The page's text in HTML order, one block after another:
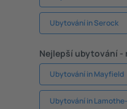
Ubytování in Serock
Nejlepší ubytování -
Ubytování in Mayfield
Ubytování in